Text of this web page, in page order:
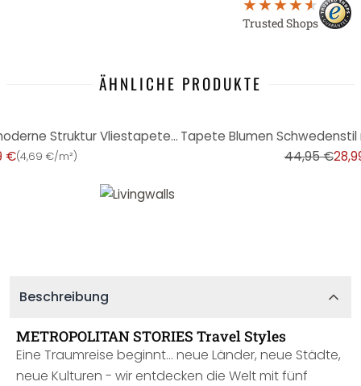
Trusted Shops
ÄHNLICHE PRODUKTE
Graue Tapete Wohnzimmer moderne Struktur Vliestapete Schlafzimmer, Küche, Flur
€(4,69 €/m²) 44,95 €
Beschreibung
METROPOLITAN STORIES Travel Styles
Eine Traumreise beginnt… neue Länder, neue Städte,
neue Kulturen - wir entdecken die Welt mit fünf